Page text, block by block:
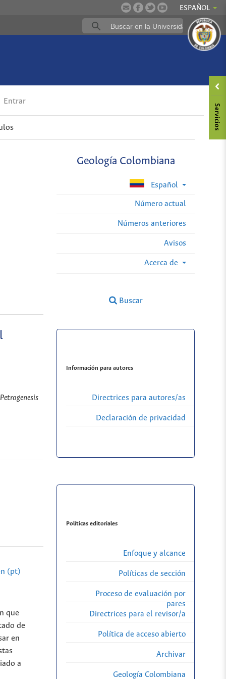
ESPAÑOL
Entrar
Geología Colombiana
Español
Número actual
Números anteriores
Avisos
Acerca de
Buscar
(pt)
que
de
en
a
Información para autores
Directrices para autores/as
Declaración de privacidad
Políticas editoriales
Enfoque y alcance
Políticas de sección
Proceso de evaluación por
pares
Directrices para el revisor/a
Política de acceso abierto
Archivar
Geología Colombiana